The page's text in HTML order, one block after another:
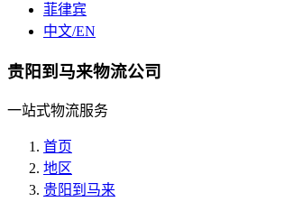
菲律宾
中文/EN
贵阳到马来物流公司
一站式物流服务
首页
地区
贵阳到马来